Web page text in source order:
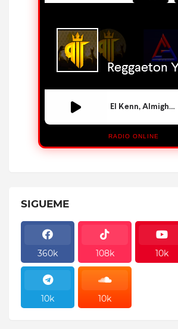
RADIO ONLINE
SIGUEME
360k 108k 10k
10k 10k